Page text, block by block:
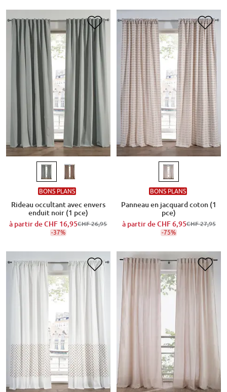
BONS PLANS
Rideau occultant avec envers
enduit noir (1 pce)
à partir deCHF 16,95CHF 26,95
-37%
BONS PLANS
Panneau en jacquard coton (1
pce)
à partir deCHF 6,95CHF 27,95
-75%